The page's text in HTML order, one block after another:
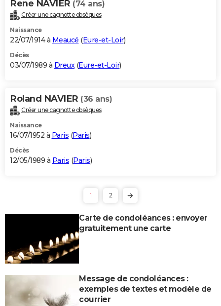
Rene NAVIER (74 ans)
Créer une cagnotte obsèques
Naissance
22/07/1914 à Meaucé (Eure-et-Loir)
Décès
03/07/1989 à Dreux(Eure-et-Loir)
Roland NAVIER (36 ans)
Créer une cagnotte obsèques
Naissance
16/07/1952 à Paris (Paris)
Décès
12/05/1989 à Paris (Paris)
1 2
Carte de condoléances : envoyer
gratuitement une carte
Message de condoléances :
exemples de textes et modèle de
courrier